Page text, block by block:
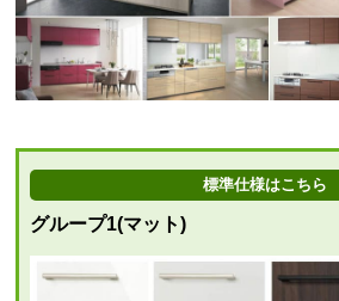
標準仕様はこちら
グループ1(マット)